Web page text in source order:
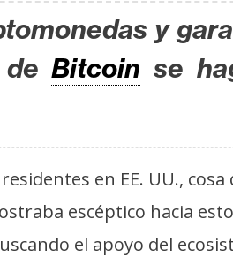
y
deBitcoin se
en EE. UU., cosa
escéptico hacia
el apoyo del